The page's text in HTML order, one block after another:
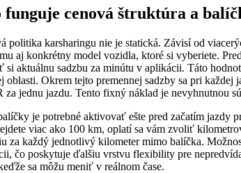
funguje cenová štruktúra a
politika karsharingu nie je statická. Závisí od
aj konkrétny model vozidla, ktoré si vyberiete.
si aktuálnu sadzbu za minútu v aplikácii. Táto
oblasti. Okrem tejto premennej sadzby sa pri
za jednu jazdu. Tento fixný náklad je nevyhnutnou
je potrebné aktivovať ešte pred začatím jazdy
viac ako 100 km, oplatí sa vám zvoliť
za každý jednotlivý kilometer mimo balíčka.
čo poskytuje ďalšiu vrstvu flexibility pre
sa môžu meniť v reálnom čase.